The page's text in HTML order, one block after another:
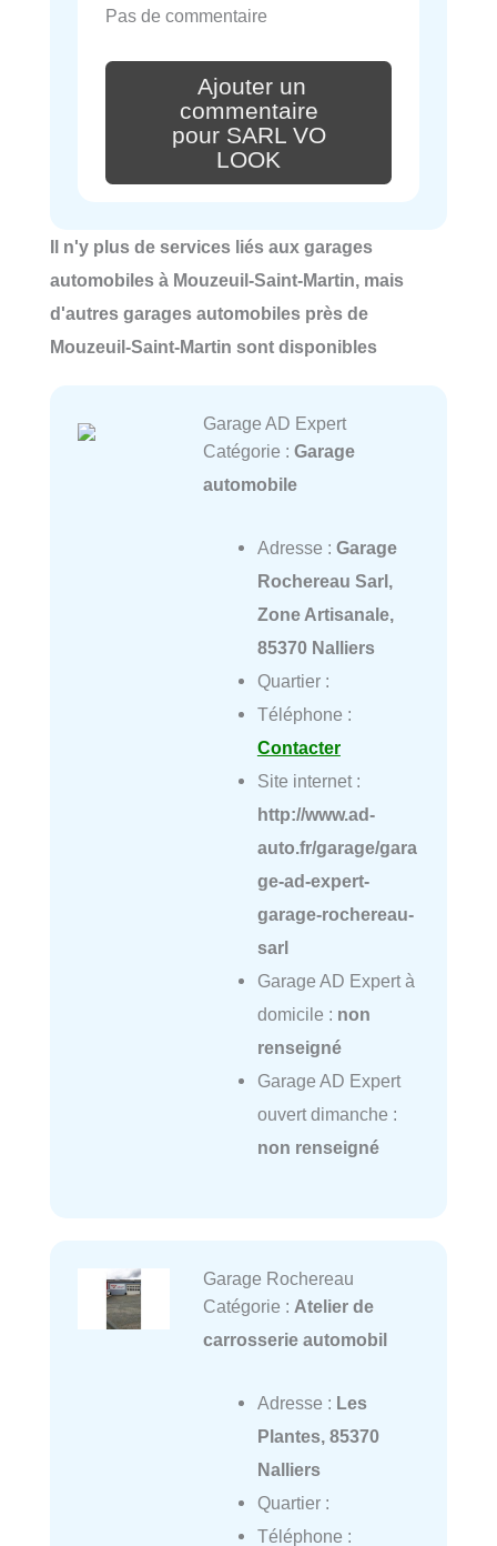
Pas de commentaire
Ajouter un
commentaire
pour SARL VO
LOOK
Il n'y plus de services liés aux garages
automobiles à Mouzeuil-Saint-Martin, mais
d'autres garages automobiles près de
Mouzeuil-Saint-Martin sont disponibles
Garage AD Expert
Catégorie : Garage
automobile
Adresse : Garage
Rochereau Sarl,
Zone Artisanale,
85370 Nalliers
Quartier :
Téléphone :
Contacter
Site internet :
http://www.ad-
auto.fr/garage/gara
ge-ad-expert-
garage-rochereau-
sarl
Garage AD Expert à
domicile : non
renseigné
Garage AD Expert
ouvert dimanche :
non renseigné
Garage Rochereau
Catégorie : Atelier de
carrosserie automobil
Adresse : Les
Plantes, 85370
Nalliers
Quartier :
Téléphone :